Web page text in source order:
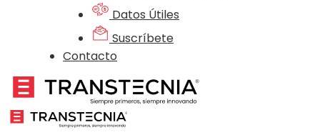
Datos Útiles
Suscríbete
Contacto